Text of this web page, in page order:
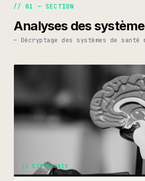
// 01 — SECTION
Analyses des
— Décryptage des systèmes de santé
//ÉTATS-UNIS